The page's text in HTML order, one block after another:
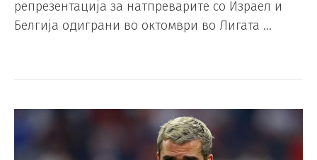
репрезентација за натпреварите со Израел и
Белгија одиграни во октомври во Лигата …